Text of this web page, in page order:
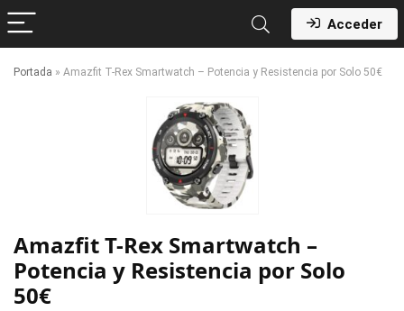
Acceder
Portada » Amazfit T-Rex Smartwatch – Potencia y Resistencia por Solo 50€
Amazfit T-Rex Smartwatch –
Potencia y Resistencia por Solo
50€